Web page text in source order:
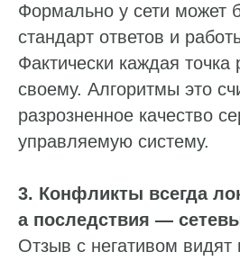
Формально у сети может
стандарт ответов и
Фактически каждая точка
своему. Алгоритмы это
разрозненное качество
управляемую систему.
3. Конфликты всегда
а последствия —
Отзыв с негативом